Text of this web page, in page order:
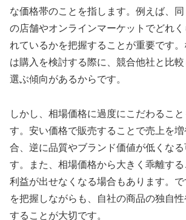
な価格帯のことを指します。例えば、
の店舗やオンラインマーケットでどれ
れているかを把握することが重要です
は購入を検討する際に、競合他社と比
選ぶ傾向があるからです。
しかし、相場価格に過度にこだわるこ
す。安い価格で販売することで売上を
合、逆に品質やブランド価値が低くなる
す。また、相場価格から大きく乖離す
利益が出せなくなる場合もあります。
を把握しながらも、自社の商品の独自
することが大切です。